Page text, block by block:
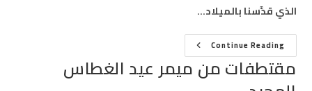
الذي قدَّسنا بالميلاد…
Continue Readingمقتطفات
من
ميمر
عيد
الغطاس
مقتطفات من ميمر عيد الغطاس